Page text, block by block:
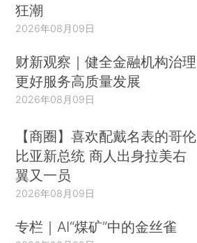
狂潮
2026年08月09日
财新观察｜健全金融机构治理
更好服务高质量发展
2026年08月09日
【商圈】喜欢配戴名表的哥伦
比亚新总统 商人出身拉美右
翼又一员
2026年08月09日
专栏｜AI“煤矿”中的金丝雀